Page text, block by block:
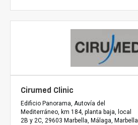
Cirumed Clinic
Edificio Panorama, Autovía del
Mediterráneo, km 184, planta baja, local
2B y 2C, 29603 Marbella, Málaga, Marbella